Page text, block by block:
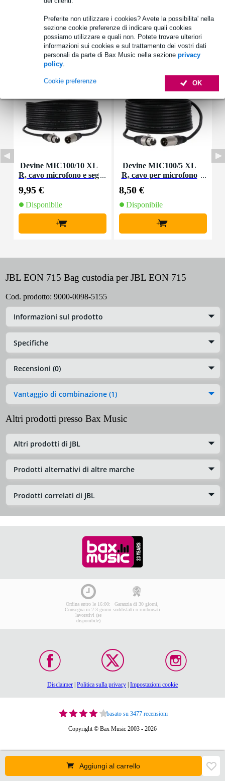
Preferite non utilizzare i cookies? Avete la possibilita' nella
sezione cookie preferenze di indicare quali cookies
possiamo utilizzare e quali non. Potete trovare ulteriori
informazioni sui cookies e sul trattamento dei vostri dati
personali da parte di Bax Music nella sezione privacy
policy.
OK
Cookie preferenze
Specifiche complete
Accessori (23)
Devine MIC100/10 XL
R, cavo microfono e seg
9,95 €
Disponibile
+
Devine MIC100/5 XL
R, cavo per microfono
8,50 €
Disponibile
+
JBL EON 715 Bag custodia per JBL EON 715
Cod. prodotto: 9000-0098-5155
Informazioni sul prodotto
Specifiche
Recensioni (0)
Vantaggio di combinazione (1)
Altri prodotti presso Bax Music
Altri prodotti di JBL
Prodotti alternativi di altre marche
Prodotti correlati di JBL
Aggiungi al carrello
Ordina entro le 16:00:
Consegna in 2-3 giorni
lavorativi (se
disponibile)
Garanzia di 30 giorni,
soddisfatti o rimborsati
Disclaimer | Politica sulla privacy | Impostazioni cookie
basato su 3477 recensioni
Copyright © Bax Music 2003 - 2026